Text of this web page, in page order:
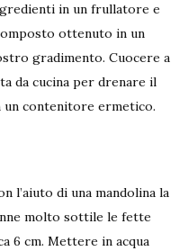
in un frullatore e
ottenuto in un
gradimento. Cuocere a
da cucina per drenare il
un contenitore ermetico.
l’aiuto di una mandolina la
molto sottile le fette
6 cm. Mettere in acqua